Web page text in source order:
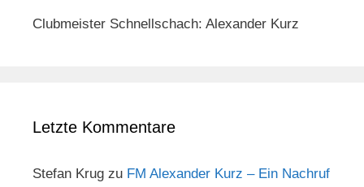
Clubmeister Schnellschach: Alexander Kurz
Letzte Kommentare
Stefan Krug zu FM Alexander Kurz – Ein Nachruf